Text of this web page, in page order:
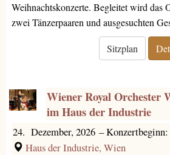
Weihnachtskonzerte. Begleitet wird das
zwei Tänzerpaaren und ausgesuchten
Sitzplan
Wiener Royal Orchester
im Haus der Industrie
24. Dezember, 2026 –
Haus der Industrie, Wien